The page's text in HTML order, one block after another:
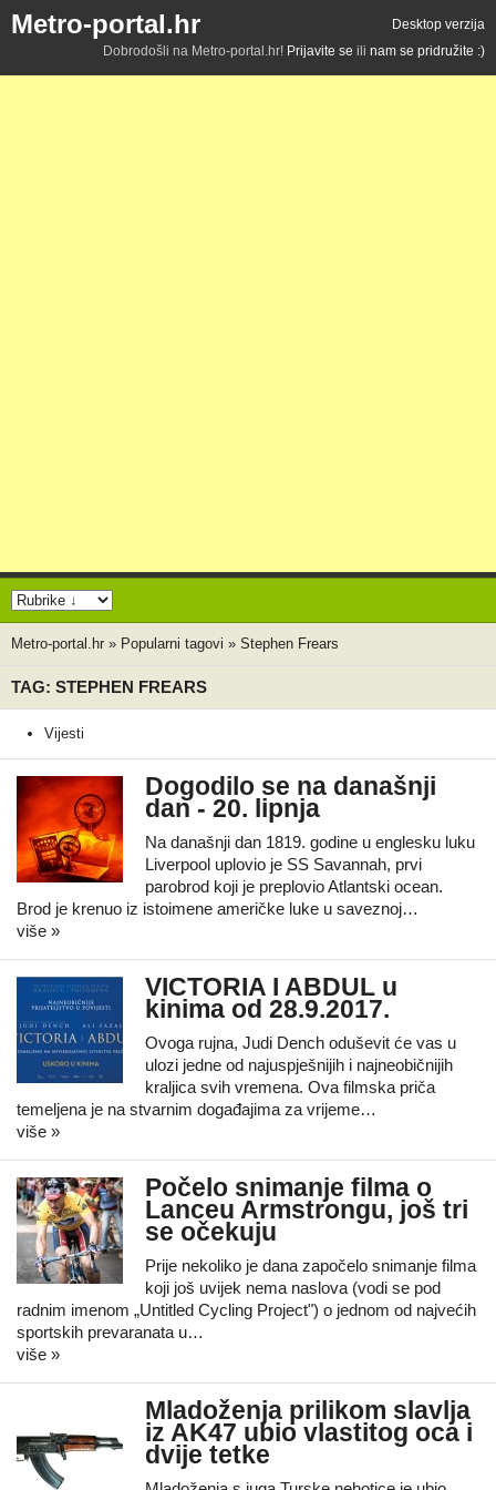
Metro-portal.hr
Desktop verzija
Dobrodošli na Metro-portal.hr! Prijavite se ili nam se pridružite :)
Metro-portal.hr » Popularni tagovi » Stephen Frears
TAG: STEPHEN FREARS
Vijesti
Dogodilo se na današnji
dan - 20. lipnja
Na današnji dan 1819. godine u englesku luku
Liverpool uplovio je SS Savannah, prvi
parobrod koji je preplovio Atlantski ocean.
Brod je krenuo iz istoimene američke luke u saveznoj…
više »
VICTORIA I ABDUL u
kinima od 28.9.2017.
Ovoga rujna, Judi Dench oduševit će vas u
ulozi jedne od najuspješnijih i najneobičnijih
kraljica svih vremena. Ova filmska priča
temeljena je na stvarnim događajima za vrijeme…
više »
Počelo snimanje filma o
Lanceu Armstrongu, još tri
se očekuju
Prije nekoliko je dana započelo snimanje filma
koji još uvijek nema naslova (vodi se pod
radnim imenom „Untitled Cycling Project") o jednom od najvećih
sportskih prevaranata u…
više »
Mladoženja prilikom slavlja
iz AK47 ubio vlastitog oca i
dvije tetke